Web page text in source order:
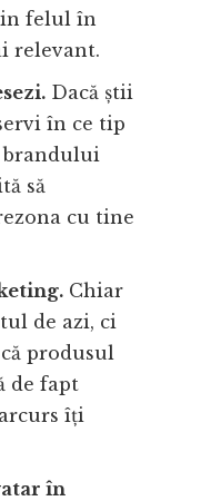
felul în
relevant.
Dacă știi
în ce tip
brandului
să
cu tine
Chiar
de azi, ci
produsul
de fapt
îți
în